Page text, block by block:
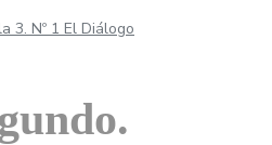
3. Nº 1 El Diálogo